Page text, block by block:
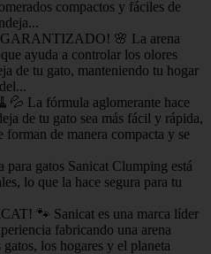
compactos y fáciles de
🌸 La arena
ayuda a controlar los olores
de tu gato, manteniendo tu hogar
La fórmula aglomerante hace
de tu gato sea más fácil y rápida,
forman de manera compacta y se
gatos Sanicat Clumping está
lo que la hace segura para tu
🐾 Sanicat es una marca líder
fabricando una arena
los hogares y el planeta